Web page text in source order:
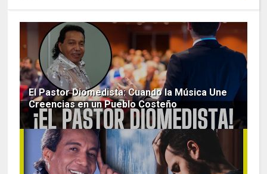
El Pastor Diomedista: Cuando la Música Une
Creencias en un Pueblo Costeño